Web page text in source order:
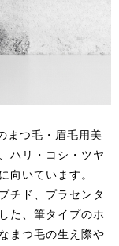
まつ毛・眉毛用美
ハリ・コシ・ツヤ
向いています。
チド、プラセンタ
た、筆タイプのホ
まつ毛の生え際や